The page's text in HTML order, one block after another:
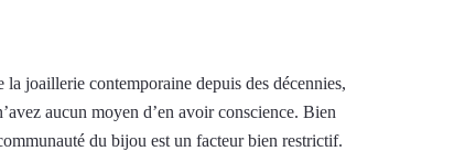
la joaillerie contemporaine depuis des décennies,
aucun moyen d’en avoir conscience. Bien
du bijou est un facteur bien restrictif.